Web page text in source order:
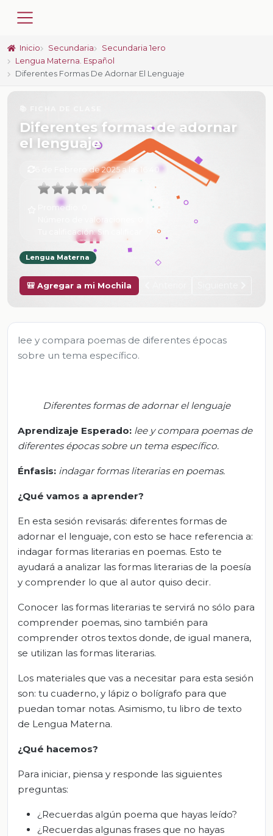
Inicio Secundaria
Secundaria 1ero
Lengua Materna. Español
Diferentes Formas De Adornar El Lenguaje
Diferentes formas de adornar
el lenguaje
6 de Febrero de 2025 a las 16:40
Promedio:
Número de valoraciones:
Tu calificación:Sin calificar
Lengua Materna
🎒 Agregar a mi Mochila
lee y compara poemas de diferentes épocas
sobre un tema específico.
Diferentes formas de adornar el lenguaje
Aprendizaje Esperado: lee y compara poemas de
diferentes épocas sobre un tema específico.
Énfasis: indagar formas literarias en poemas.
¿Qué vamos a aprender?
En esta sesión revisarás: diferentes formas de
adornar el lenguaje, con esto se hace referencia a:
indagar formas literarias en poemas. Esto te
ayudará a analizar las formas literarias de la poesía
y comprender lo que al autor quiso decir.
Conocer las formas literarias te servirá no sólo para
comprender poemas, sino también para
comprender otros textos donde, de igual manera,
se utilizan las formas literarias.
Los materiales que vas a necesitar para esta sesión
son: tu cuaderno, y lápiz o bolígrafo para que
puedan tomar notas. Asimismo, tu libro de texto
de Lengua Materna.
¿Qué hacemos?
Para iniciar, piensa y responde las siguientes
preguntas:
¿Recuerdas algún poema que hayas leído?
¿Recuerdas algunas frases que no hayas